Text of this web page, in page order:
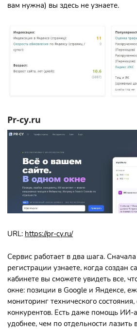
вам нужна) вы здесь не узнаете.
Pr-cy.ru
URL: https://pr-cy.ru/
Сервис работает в два шага.
регистрации узнаете, когда создан
кабинете вы сможете увидеть все,
окне: позиции в Google и Яндексе,
мониторинг технического
конкурентов. Есть даже помощь ИИ-
удобнее, чем по отдельности